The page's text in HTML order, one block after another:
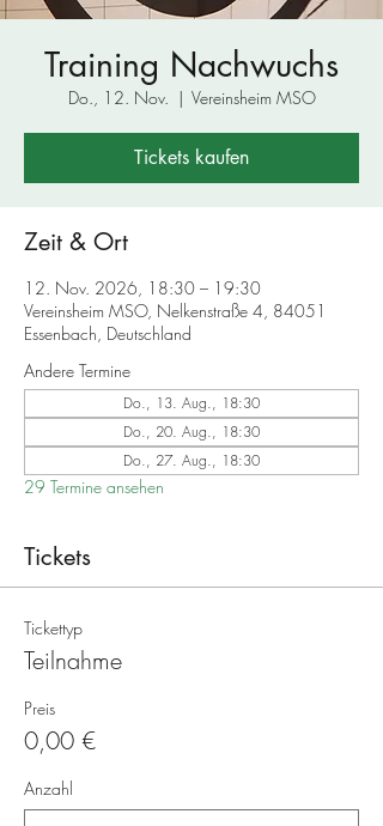
Training Nachwuchs
Do., 12. Nov.
  |
Vereinsheim MSO
Tickets kaufen
Zeit & Ort
12. Nov. 2026, 18:30 – 19:30
Vereinsheim MSO, Nelkenstraße 4, 84051
Essenbach, Deutschland
Andere Termine
Do., 13. Aug., 18:30
Do., 20. Aug., 18:30
Do., 27. Aug., 18:30
29 Termine ansehen
Tickets
Tickettyp
Teilnahme
Preis
0,00 €
Anzahl